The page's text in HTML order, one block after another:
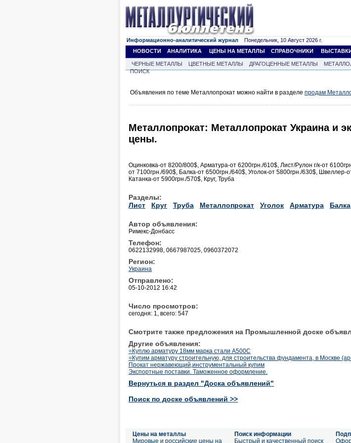
Информационно-аналитический журнал Понедельник, 10 Август 2026 г.
НОВОСТИ
АНАЛИТИКА ЦЕНЫ НА МЕТАЛЛЫ СПРАВОЧНИКИ
ЧЕРНЫЕ МЕТАЛЛЫ ЦВЕТНЫЕ МЕТАЛЛЫ ДРАГОЦЕННЫЕ МЕТАЛЛЫ
ПОИСК
Объявления по теме Металлопрокат можно найти в разделе продам
Металлопрокат: Металлопрокат Украина и
цены.
Оцинковка-от 8200/800$, Арматура-от 6200грн./610$, Лист/Рулон г/к-от
от 7100грн./690$, Балка-от 6500грн./640$, Уголок-от 5800грн./630$, Швеллер-
Катанка-от 5900грн./570$, Круг, Труба
Разделы:
Лист
Круг Труба Металлопрокат Уголок Арматура Балка
Автор объявления:
Римекс-Донбасс
Телефон:
0622132998, 0667987025, 0960372072
Регион:
Украина
Отправлено:
05-10-2012 16:42
Число просмотров:
сегодня: 1, всего: 547
Смотрите также предложения на Промышленной доске
Другие объявления:
=Куплю арматуру 18мм марка стали А500С
=Купим арматуру строительную, для строительства фундамента, в Москве
Прокат нержавеющий,инструментальный купим
Экспортные поставки. Таможенное оформление.
Вернуться в раздел "Доска объявлений"
Поиск по доске объявлений >>
Цены на металлы
Мировые и российские цены на
Поиск информации
Быстрый и качественный поиск